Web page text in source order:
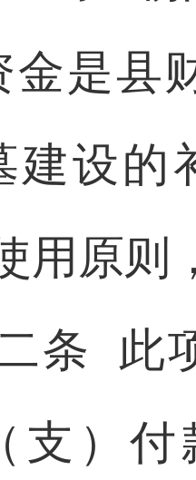
金是县
建设的
用原则
条 此
支）